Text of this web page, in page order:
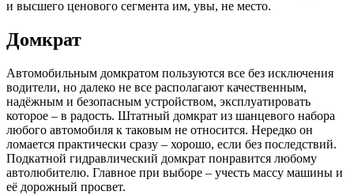
и высшего ценового сегмента им, увы, не место.
Домкрат
Автомобильным домкратом пользуются все без исключения
водители, но далеко не все располагают качественным,
надёжным и безопасным устройством, эксплуатировать
которое – в радость. Штатный домкрат из шанцевого набора
любого автомобиля к таковым не относится. Нередко он
ломается практически сразу – хорошо, если без последствий.
Подкатной гидравлический домкрат понравится любому
автолюбителю. Главное при выборе – учесть массу машины и
её дорожный просвет.